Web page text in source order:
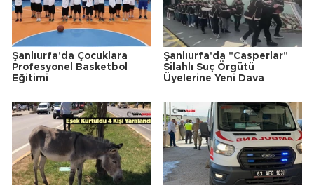
Şanlıurfa'da Çocuklara
Profesyonel Basketbol
Eğitimi
Şanlıurfa'da "Casperlar"
Silahlı Suç Örgütü
Üyelerine Yeni Dava